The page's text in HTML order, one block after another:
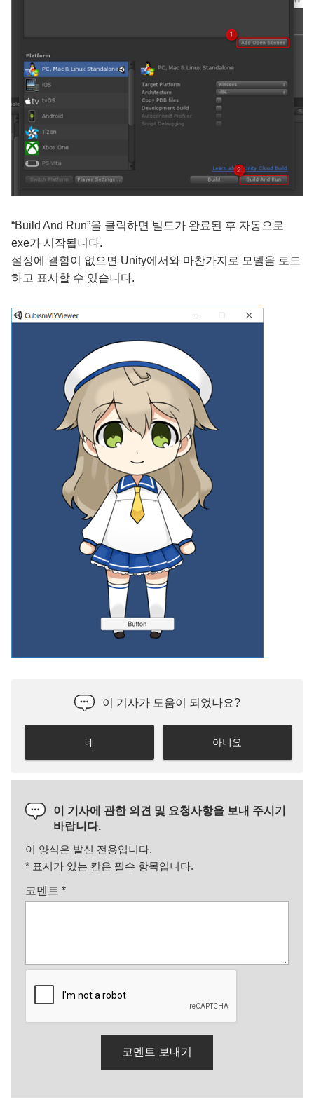
“Build And Run”을 클릭하면 빌드가 완료된 후 자동으로
exe가 시작됩니다.
설정에 결함이 없으면 Unity에서와 마찬가지로 모델을 로드
하고 표시할 수 있습니다.
이 기사가 도움이 되었나요?
네 아니요
이 기사에 관한 의견 및 요청사항을 보내 주시기
바랍니다.
이 양식은 발신 전용입니다.
* 표시가 있는 칸은 필수 항목입니다.
코멘트 *